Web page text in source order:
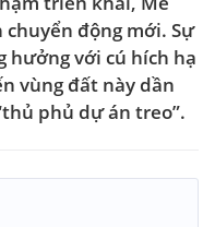
động mới. Sự
hưởng với cú hích hạ
vùng đất này dần
phủ dự án treo”.